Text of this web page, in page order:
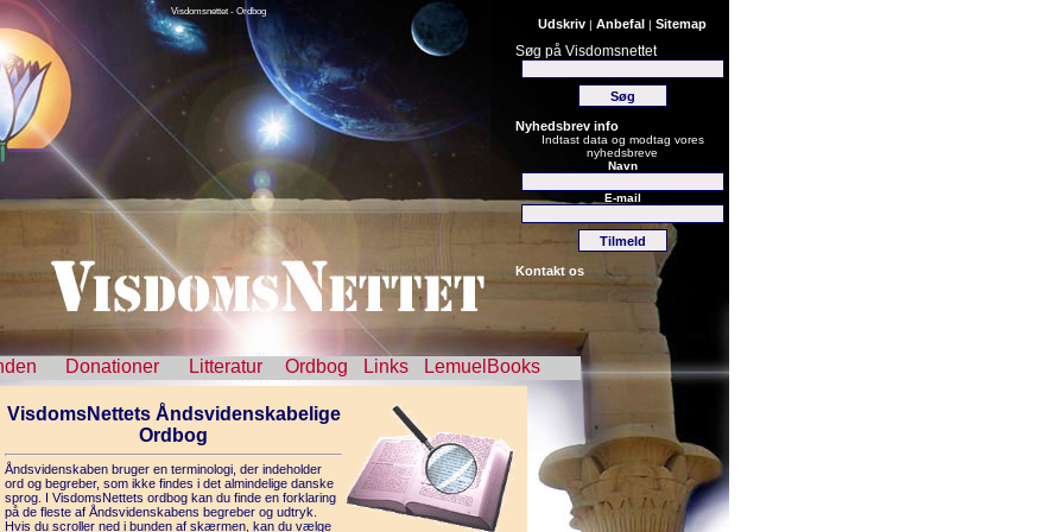
Udskriv | Anbefal | Sitemap
Søg på Visdomsnettet
Nyhedsbrev info
Indtast data og modtag vores
nyhedsbreve
Navn
E-mail
Kontakt os
Visdomsnettet - Ordbog
Donationer Litteratur Ordbog Links LemuelBooks
VisdomsNettets Åndsvidenskabelige
Ordbog
Åndsvidenskaben bruger en terminologi, der indeholder
ord og begreber, som ikke findes i det almindelige danske
sprog. I VisdomsNettets ordbog kan du finde en forklaring
på de fleste af Åndsvidenskabens begreber og udtryk.
Hvis du scroller ned i bunden af skærmen, kan du vælge